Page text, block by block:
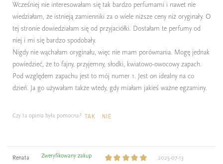
Wcześniej nie interesowałam się tak bardzo perfumami i nawet nie
wiedziałam, że istnieją zamienniki za o wiele niższe ceny niż oryginały. O
tej stronie dowiedziałam się od przyjaciółki. Dostałam te perfumy od
niej i mi się bardzo spodobały.
Nigdy nie wąchałam oryginału, więc nie mam porównania. Mogę jednak
powiedzieć, że to fajny, przyjemny, słodki, kwiatowo-owocowy zapach.
Pod względem zapachu jest to mój numer 1. Jest on idealny na co
dzień. Ja go używałam także wtedy, gdy miałam jakieś ważne egzaminy.
Czy ta opinia była pomocna? TAK NIE
Renata Zweryfikowany zakup 2025-07-13